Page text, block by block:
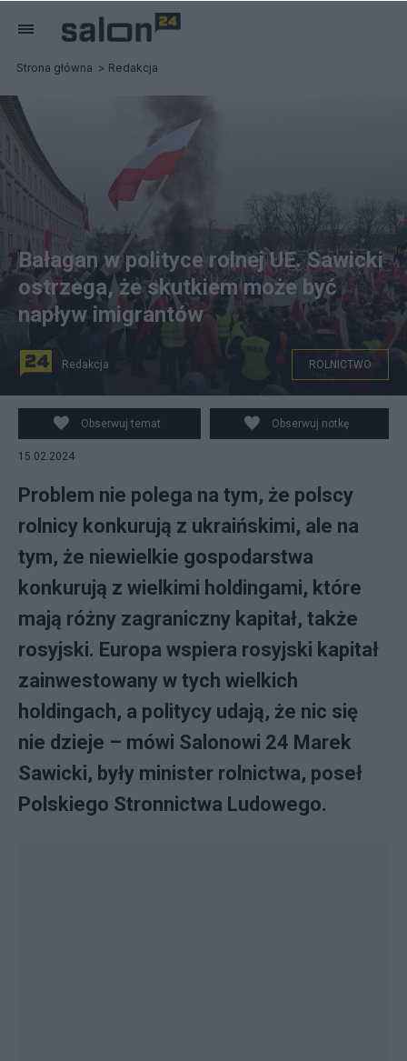
Strona główna Redakcja
Protest rolników Fot. PAP/Maciej Kulczyński
Bałagan w polityce rolnej UE. Sawicki
ostrzega, że skutkiem może być
napływ imigrantów
Redakcja ROLNICTWO
Obserwuj temat Obserwuj notkę
15.02.2024
Problem nie polega na tym, że polscy
rolnicy konkurują z ukraińskimi, ale na
tym, że niewielkie gospodarstwa
konkurują z wielkimi holdingami, które
mają różny zagraniczny kapitał, także
rosyjski. Europa wspiera rosyjski kapitał
zainwestowany w tych wielkich
holdingach, a politycy udają, że nic się
nie dzieje – mówi Salonowi 24 Marek
Sawicki, były minister rolnictwa, poseł
Polskiego Stronnictwa Ludowego.